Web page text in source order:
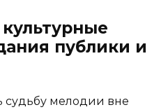
публики и
судьбу мелодии вне